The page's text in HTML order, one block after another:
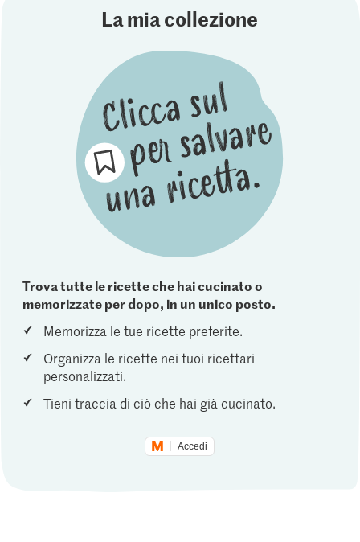
La mia collezione
Trova tutte le ricette che hai cucinato o
memorizzate per dopo, in un unico posto.
Memorizza le tue ricette preferite.
Organizza le ricette nei tuoi ricettari
personalizzati.
Tieni traccia di ciò che hai già cucinato.
Accedi